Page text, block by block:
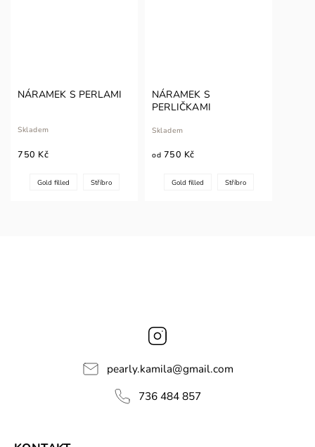
NÁRAMEK S PERLAMI
Skladem
750 Kč
Gold filled Stříbro
NÁRAMEK S
PERLIČKAMI
Skladem
od 750 Kč
Gold filled Stříbro
pearly.kamila@gmail.com
736 484 857